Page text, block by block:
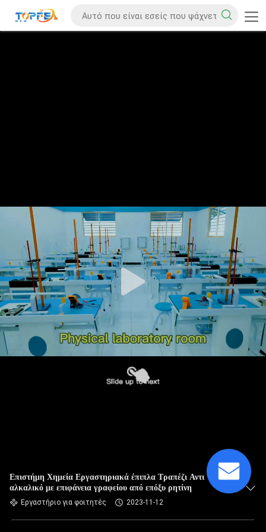
Επιστήμη Χημεία Εργαστηριακά έπιπλα Τραπέζι Αντι
αλκαλικό με επιφάνεια γραφείου από επόξυ ρητίνη
Εργαστήριο για φοιτητές 2023-11-12